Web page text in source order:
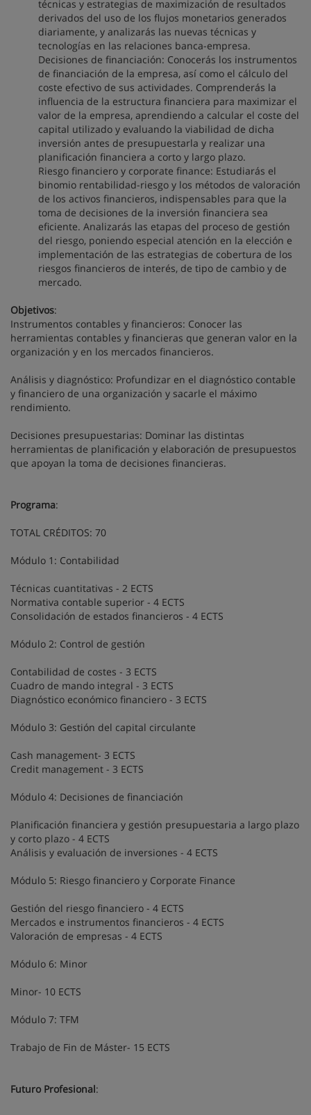
técnicas y estrategias de maximización de resultados
derivados del uso de los flujos monetarios generados
diariamente, y analizarás las nuevas técnicas y
tecnologías en las relaciones banca-empresa.
Decisiones de financiación: Conocerás los instrumentos
de financiación de la empresa, así como el cálculo del
coste efectivo de sus actividades. Comprenderás la
influencia de la estructura financiera para maximizar el
valor de la empresa, aprendiendo a calcular el coste del
capital utilizado y evaluando la viabilidad de dicha
inversión antes de presupuestarla y realizar una
planificación financiera a corto y largo plazo.
Riesgo financiero y corporate finance: Estudiarás el
binomio rentabilidad-riesgo y los métodos de valoración
de los activos financieros, indispensables para que la
toma de decisiones de la inversión financiera sea
eficiente. Analizarás las etapas del proceso de gestión
del riesgo, poniendo especial atención en la elección e
implementación de las estrategias de cobertura de los
riesgos financieros de interés, de tipo de cambio y de
mercado.
Objetivos:
Instrumentos contables y financieros: Conocer las
herramientas contables y financieras que generan valor en la
organización y en los mercados financieros.
Análisis y diagnóstico: Profundizar en el diagnóstico contable
y financiero de una organización y sacarle el máximo
rendimiento.
Decisiones presupuestarias: Dominar las distintas
herramientas de planificación y elaboración de presupuestos
que apoyan la toma de decisiones financieras.
Programa:
TOTAL CRÉDITOS: 70
Módulo 1: Contabilidad
Técnicas cuantitativas - 2 ECTS
Normativa contable superior - 4 ECTS
Consolidación de estados financieros - 4 ECTS
Módulo 2: Control de gestión
Contabilidad de costes - 3 ECTS
Cuadro de mando integral - 3 ECTS
Diagnóstico económico financiero - 3 ECTS
Módulo 3: Gestión del capital circulante
Cash management- 3 ECTS
Credit management - 3 ECTS
Módulo 4: Decisiones de financiación
Planificación financiera y gestión presupuestaria a largo plazo
y corto plazo - 4 ECTS
Análisis y evaluación de inversiones - 4 ECTS
Módulo 5: Riesgo financiero y Corporate Finance
Gestión del riesgo financiero - 4 ECTS
Mercados e instrumentos financieros - 4 ECTS
Valoración de empresas - 4 ECTS
Módulo 6: Minor
Minor- 10 ECTS
Módulo 7: TFM
Trabajo de Fin de Máster- 15 ECTS
Futuro Profesional: